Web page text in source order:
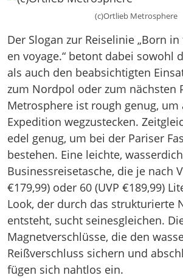
(c)Ortlieb Metrosphere
Der Slogan zur Reiselinie „Born
en voyage.“ betont dabei sowohl
als auch den beabsichtigten
zum Nordpol oder zum nächsten
Metrosphere ist rough genug, um
Expedition wegzustecken.
edel genug, um bei der Pariser
bestehen. Eine leichte,
Businessreisetasche, die je nach
€179,99) oder 60 (UVP €189,99)
Look, der durch das strukturierte
entsteht, sucht seinesgleichen.
Magnetverschlüsse, die den
Reißverschluss sichern und
fügen sich nahtlos ein.